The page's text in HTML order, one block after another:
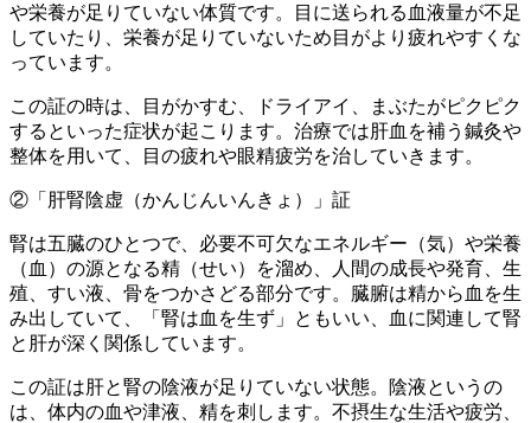
や栄養が足りていない体質です。目に送られる血液量が不足
していたり、栄養が足りていないため目がより疲れやすくな
っています。
この証の時は、目がかすむ、ドライアイ、まぶたがピクピク
するといった症状が起こります。治療では肝血を補う鍼灸や
整体を用いて、目の疲れや眼精疲労を治していきます。
②「肝腎陰虚（かんじんいんきょ）」証
腎は五臓のひとつで、必要不可欠なエネルギー（気）や栄養
（血）の源となる精（せい）を溜め、人間の成長や発育、生
殖、すい液、骨をつかさどる部分です。臓腑は精から血を生
み出していて、「腎は血を生ず」ともいい、血に関連して腎
と肝が深く関係しています。
この証は肝と腎の陰液が足りていない状態。陰液というの
は、体内の血や津液、精を刺します。不摂生な生活や疲労、